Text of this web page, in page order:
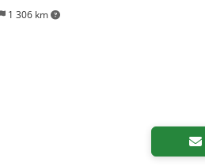
1 306 km